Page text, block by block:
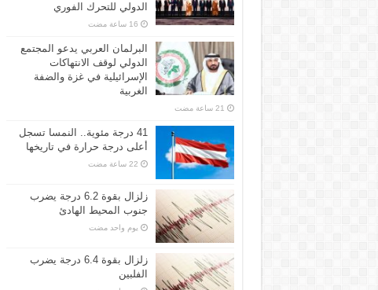
الدولي للتحرك الفوري
البرلمان العربي يدعو المجتمع
الدولي لوقف الانتهاكات
الإسرائيلية في غزة والضفة
الغربية
41 درجة مئوية.. النمسا تسجل
أعلى درجة حرارة في تاريخها
زلزال بقوة 6.2 درجة يضرب
جنوب المحيط الهادئ
‏يوم واحد مضت
زلزال بقوة 6.4 درجة يضرب
الفلبين